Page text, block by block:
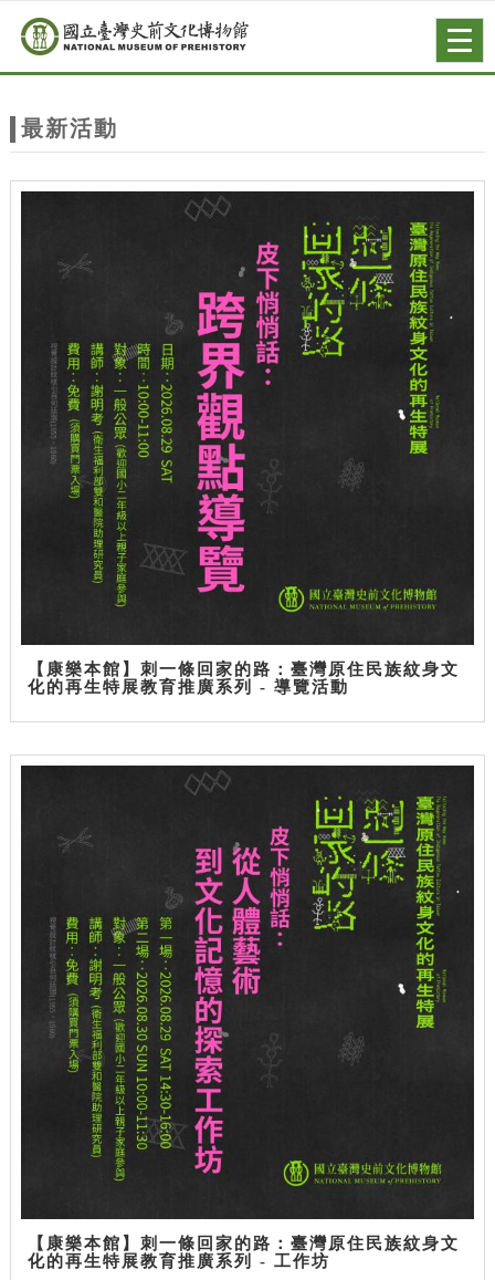
站
主
跳到主要內容
網站導覽
最新活動
【康樂本館】刺一條回家的路：臺灣原住民族紋身文
化的再生特展教育推廣系列 - 導覽活動
【康樂本館】刺一條回家的路：臺灣原住民族紋身文
化的再生特展教育推廣系列 - 工作坊